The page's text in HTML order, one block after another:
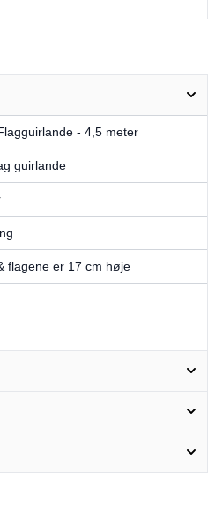
- 4,5 meter
guirlande
flagene er 17 cm høje